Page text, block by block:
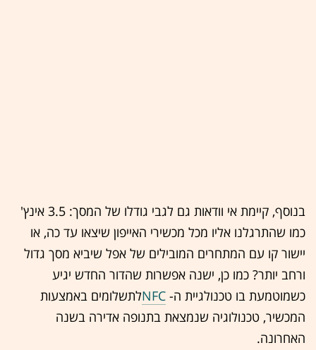
בנוסף, קיימת אי וודאות גם לגבי גודלו של המסך: 3.5 אינץ'
כמו שהתרגלנו אליו מכל מכשירי האייפון שיצאו עד כה, או
יישור קו עם המתחרים המובילים של אפל שיביא מסך גדול
ורחב יותר? כמו כן, ישנה אפשרות שהדור החדש יגיע
כשמוטמעת בו טכנולגיית ה- NFCלתשלומים באמצעות
המכשיר, טכנולוגיה שנמצאת בתנופה אדירה בשנה
האחרונה.